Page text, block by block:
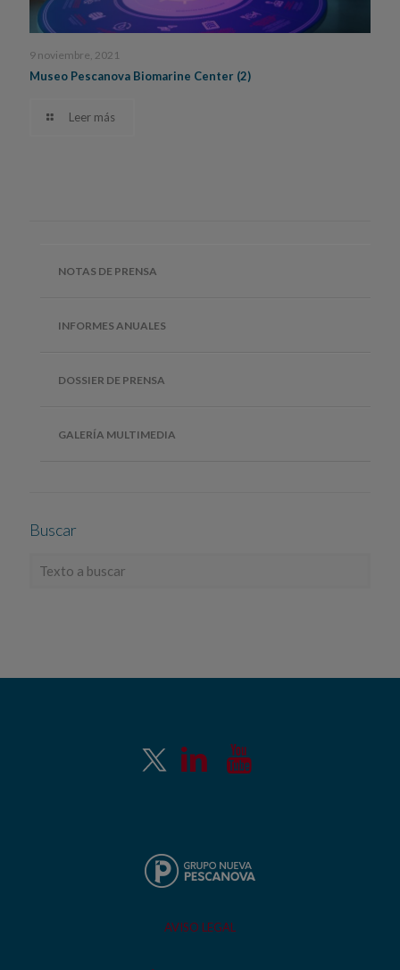
9 noviembre, 2021
Museo Pescanova Biomarine Center (2)
Leer más
NOTAS DE PRENSA
INFORMES ANUALES
DOSSIER DE PRENSA
GALERÍA MULTIMEDIA
Buscar
AVISO LEGAL